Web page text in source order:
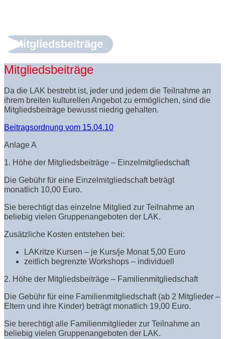
Mitgliedsbeiträge
Mitgliedsbeiträge
Da die LAK bestrebt ist, jeder und jedem die Teilnahme an
ihrem breiten kulturellen Angebot zu ermöglichen, sind die
Mitgliedsbeiträge bewusst niedrig gehalten.
Beitragsordnung vom 15.04.10
Anlage A
1. Höhe der Mitgliedsbeiträge – Einzelmitgliedschaft
Die Gebühr für eine Einzelmitgliedschaft beträgt
monatlich 10,00 Euro.
Sie berechtigt das einzelne Mitglied zur Teilnahme an
beliebig vielen Gruppenangeboten der LAK.
Zusätzliche Kosten entstehen bei:
LAKritze Kursen – je Kurs/je Monat 5,00 Euro
zeitlich begrenzte Workshops – individuell
2. Höhe der Mitgliedsbeiträge – Familienmitgliedschaft
Die Gebühr für eine Familienmitgliedschaft (ab 2 Mitglieder –
Eltern und ihre Kinder) beträgt monatlich 19,00 Euro.
Sie berechtigt alle Familienmitglieder zur Teilnahme an
beliebig vielen Gruppenangeboten der LAK.